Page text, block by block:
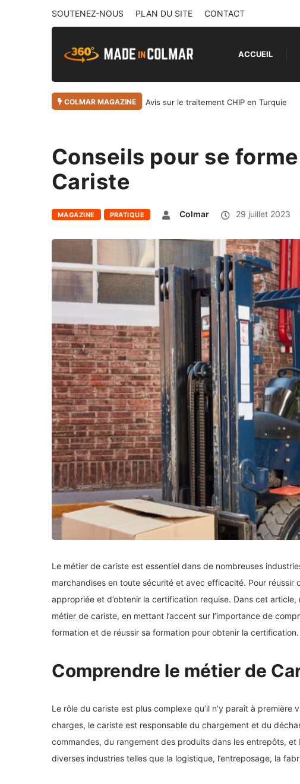
SOUTENEZ-NOUS PLAN DU SITE CONTACT
ACCUEIL
COLMAR MAGAZINE Avis sur le traitement CHIP en Turquie
Conseils pour se
Cariste
MAGAZINE PRATIQUE Colmar 29 juillet 2023
Le métier de cariste est essentiel dans de nombreuses
marchandises en toute sécurité et avec efficacité. Pour
appropriée et d’obtenir la certification requise. Dans cet
métier de cariste, en mettant l’accent sur l’importance de
formation et de réussir sa formation pour obtenir la certification.
Comprendre le métier de
Le rôle du cariste est plus complexe qu’il n’y paraît à
charges, le cariste est responsable du chargement et du
commandes, du rangement des produits dans les entrepôts,
diverses industries telles que la logistique, l’entreposage, la